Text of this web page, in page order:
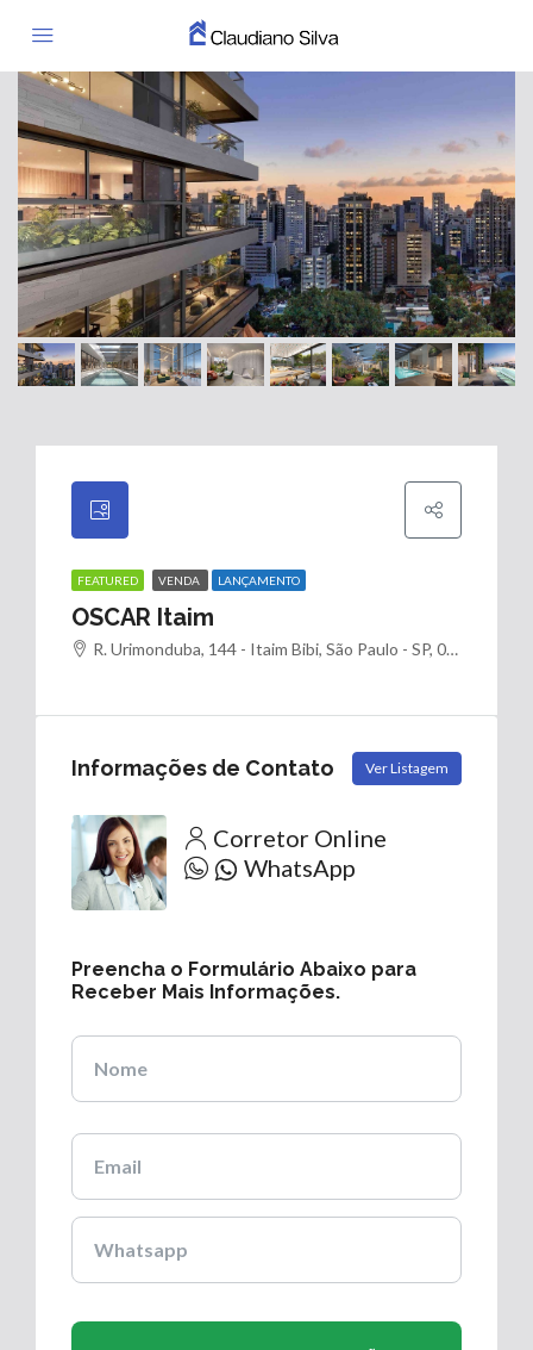
FEATURED VENDA LANÇAMENTO
OSCAR Itaim
R. Urimonduba, 144 - Itaim Bibi, São Paulo - SP, 04530-080, Brasil
Informações de Contato Ver Listagem
Corretor Online
WhatsApp
Preencha o Formulário Abaixo para
Receber Mais Informações.
Nome